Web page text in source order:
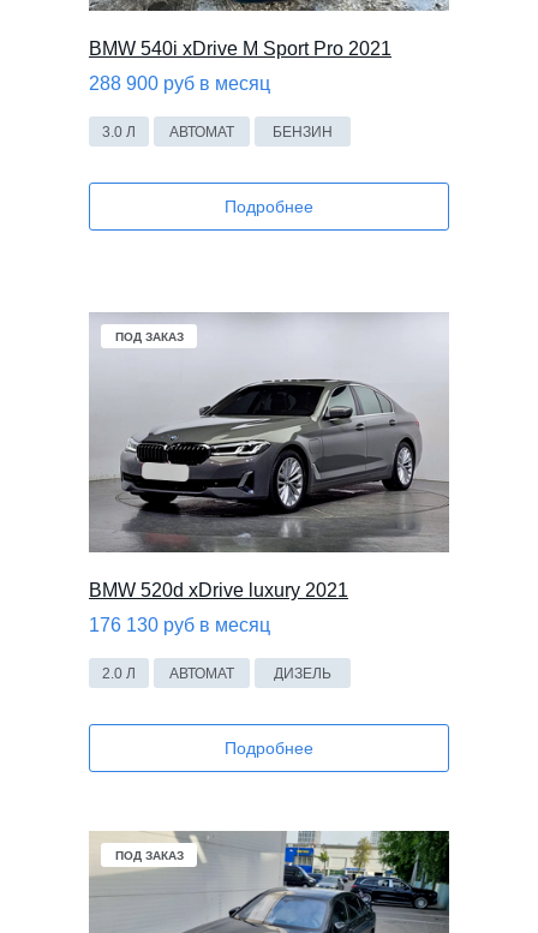
BMW 540i xDrive M Sport Pro 2021
288 900 руб в месяц
Подробнее
3.0 Л АВТОМАТ БЕНЗИН
BMW 520d xDrive luxury 2021
176 130 руб в месяц
Подробнее
ПОД ЗАКАЗ
2.0 Л АВТОМАТ ДИЗЕЛЬ
ПОД ЗАКАЗ